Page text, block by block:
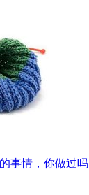
事情，你做过吗